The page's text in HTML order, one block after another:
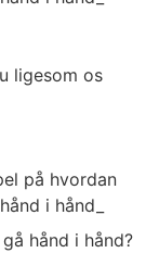
ligesom os
hånd i hånd?